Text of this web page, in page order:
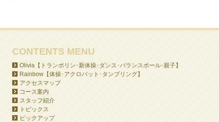
CONTENTS MENU
Olivia【トランポリン･新体操･ダンス･バランスボール･親子】
Rainbow【体操･アクロバット･タンブリング】
アクセスマップ
コース案内
スタッフ紹介
トピックス
ピックアップ